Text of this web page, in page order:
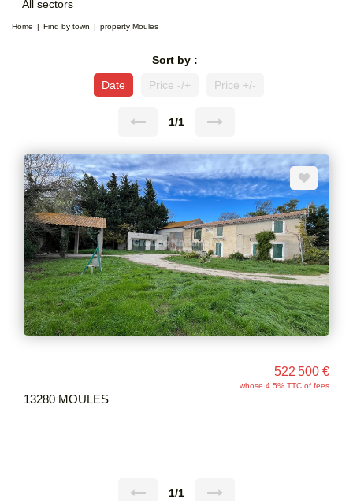
All sectors
Home Find by town property Moules
Sort by :
Date
Price -/+ Price +/-
1/1
522 500 €
whose 4.5% TTC of fees
13280 MOULES
1/1